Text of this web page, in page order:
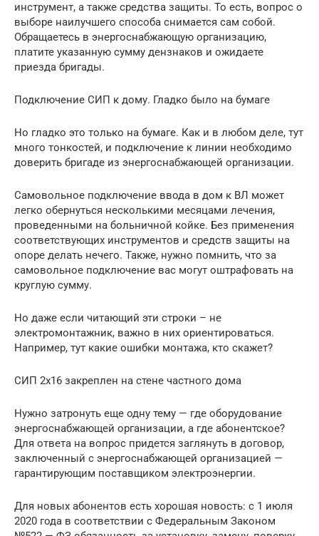
инструмент, а также средства защиты. То есть, вопрос о
выборе наилучшего способа снимается сам собой.
Обращаетесь в энергоснабжающую организацию,
платите указанную сумму дензнаков и ожидаете
приезда бригады.
Подключение СИП к дому. Гладко было на бумаге
Но гладко это только на бумаге. Как и в любом деле, тут
много тонкостей, и подключение к линии необходимо
доверить бригаде из энергоснабжающей организации.
Cамовольное подключение ввода в дом к ВЛ может
легко обернуться несколькими месяцами лечения,
проведенными на больничной койке. Без применения
соответствующих инструментов и средств защиты на
опоре делать нечего. Также, нужно помнить, что за
самовольное подключение вас могут оштрафовать на
круглую сумму.
Но даже если читающий эти строки – не
электромонтажник, важно в них ориентироваться.
Например, тут какие ошибки монтажа, кто скажет?
СИП 2х16 закреплен на стене частного дома
Нужно затронуть еще одну тему — где оборудование
энергоснабжающей организации, а где абонентское?
Для ответа на вопрос придется заглянуть в договор,
заключенный с энергоснабжающей организацией —
гарантирующим поставщиком электроэнергии.
Для новых абонентов есть хорошая новость: с 1 июля
2020 года в соответствии с Федеральным Законом